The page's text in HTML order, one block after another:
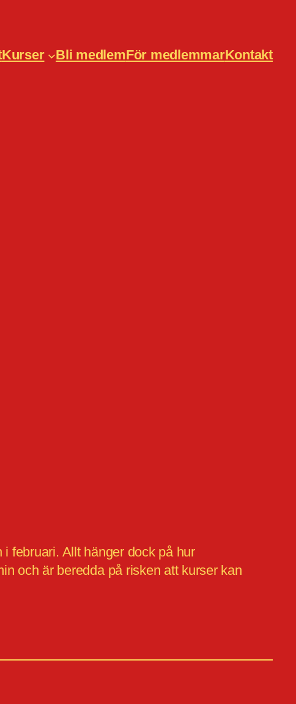
Kurser Bli medlemFör medlemmarKontakt
februari. Allt hänger dock på hur
och är beredda på risken att kurser kan